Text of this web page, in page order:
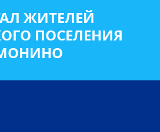
ЖИТЕЛЕЙ
ПОСЕЛЕНИЯ